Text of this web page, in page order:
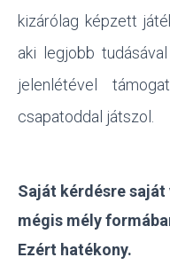
kizárólag képzett
aki legjobb
jelenlétével
csapatoddal játszol.
Saját kérdésre saját
mégis mély
Ezért hatékony.